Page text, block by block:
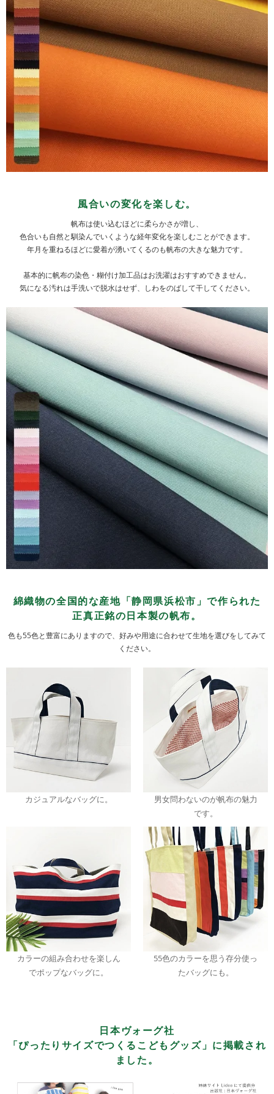
風合いの変化を楽しむ。
帆布は使い込むほどに柔らかさが増し、
色合いも自然と馴染んでいくような経年変化を楽しむことができます。
年月を重ねるほどに愛着が湧いてくるのも帆布の大きな魅力です。
基本的に帆布の染色・糊付け加工品はお洗濯はおすすめできません。
気になる汚れは手洗いで脱水はせず、しわをのばして干してください。
綿織物の全国的な産地「静岡県浜松市」で作られた
正真正銘の日本製の帆布。
色も55色と豊富にありますので、好みや用途に合わせて生地を選びをしてみて
ください。
カジュアルなバッグに。
男女問わないのが帆布の魅力
です。
カラーの組み合わせを楽しん
でポップなバッグに。
55色のカラーを思う存分使っ
たバッグにも。
日本ヴォーグ社
「ぴったりサイズでつくるこどもグッズ」に掲載され
ました。